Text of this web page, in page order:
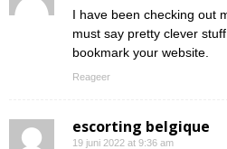
I have been checking out
must say pretty clever
bookmark your website.
Reageer
escorting belgique
19 juni 2022 at 9:36 am